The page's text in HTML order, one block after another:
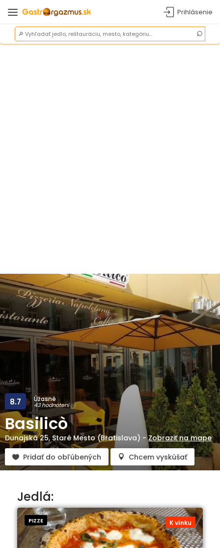
Prihlásenie
Úžasné
43 hodnotení
8.7
Basilicò
Dunajská 25, Staré Mesto (Bratislava) -Zobraziť na mape
Pridať do obľúbených
Chcem vyskúšať
Jedlá:
K vínku
PIZZE